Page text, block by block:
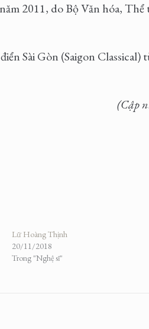
2011, do Bộ Văn hóa, Thể
Sài Gòn (Saigon Classical)
(Cập
Lữ Hoàng Thịnh
20/11/2018
Trong "Nghệ sĩ"